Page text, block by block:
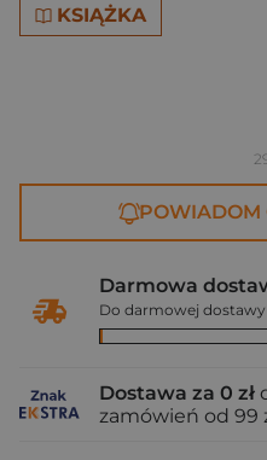
KSIĄŻKA
POWIADOM
Darmowa
Do darmowej dostawy
Dostawa za 0 zł
zamówień od 99